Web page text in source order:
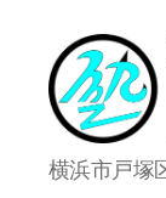
Mr.N
塾
横浜市戸塚